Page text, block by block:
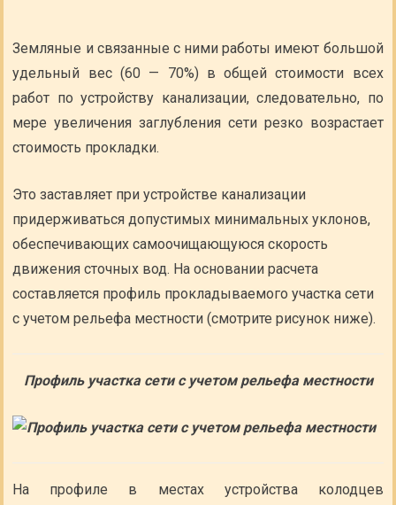
Земляные и связанные с ними работы имеют большой
удельный вес (60 — 70%) в общей стоимости всех
работ по устройству канализации, следовательно, по
мере увеличения заглубления сети резко возрастает
стоимость прокладки.
Это заставляет при устройстве канализации
придерживаться допустимых минимальных уклонов,
обеспечивающих самоочищающуюся скорость
движения сточных вод. На основании расчета
составляется профиль прокладываемого участка сети
с учетом рельефа местности (смотрите рисунок ниже).
Профиль участка сети с учетом рельефа местности
На профиле в местах устройства колодцев